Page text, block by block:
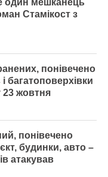
один мешканець
Стамікост з
понівечено
багатоповерхівки
23 жовтня
понівечено
будинки, авто –
атакував